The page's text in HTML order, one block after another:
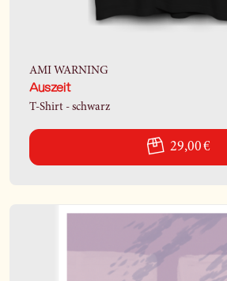
AMI WARNING
Auszeit
T-Shirt - schwarz
29,00 €